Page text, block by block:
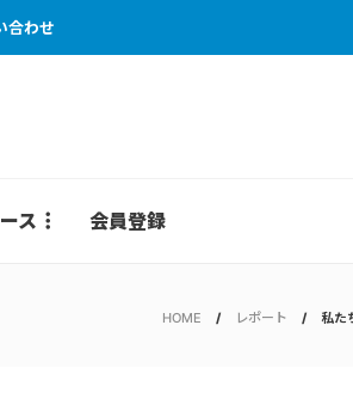
合わせ
ス 会員登録
HOME レポート 私た